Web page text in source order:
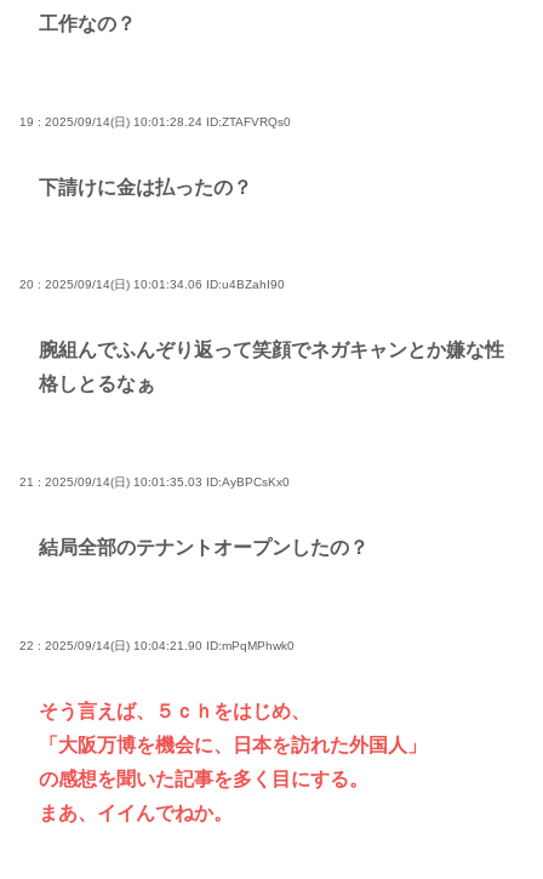
工作なの？
19 : 2025/09/14(日) 10:01:28.24 ID:ZTAFVRQs0
下請けに金は払ったの？
20 : 2025/09/14(日) 10:01:34.06 ID:u4BZahI90
腕組んでふんぞり返って笑顔でネガキャンとか嫌な性
格しとるなぁ
21 : 2025/09/14(日) 10:01:35.03 ID:AyBPCsKx0
結局全部のテナントオープンしたの？
22 : 2025/09/14(日) 10:04:21.90 ID:mPqMPhwk0
そう言えば、５ｃｈをはじめ、
「大阪万博を機会に、日本を訪れた外国人」
の感想を聞いた記事を多く目にする。
まあ、イイんでねか。